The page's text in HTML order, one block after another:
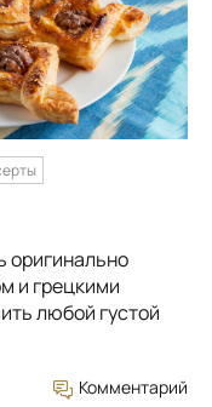
оригинально
и грецкими
любой густой
Комментарий